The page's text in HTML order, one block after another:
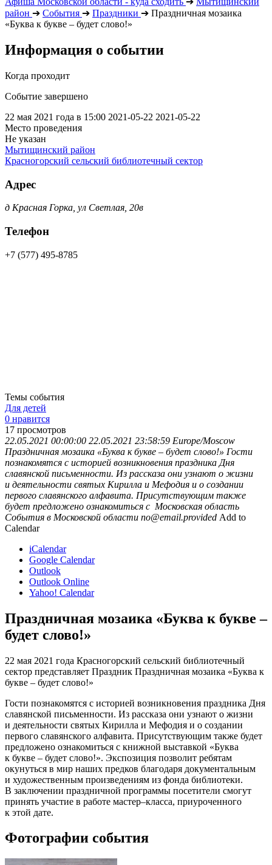
район ➔ События ➔ Праздники ➔ Праздничная мозаика
«Буква к букве – будет слово!»
Информация о событии
Когда проходит
Событие завершено
22 мая 2021 года в 15:00 2021-05-22 2021-05-22
Место проведения
Не указан
Мытищинский район
Красногорский сельский библиотечный сектор
Адрес
д Красная Горка, ул Светлая, 20в
Телефон
+7 (577) 495-8785
Темы события
Для детей
0 нравится
17 просмотров
22.05.2021 00:00:00 22.05.2021 23:58:59 Europe/Moscow
Праздничная мозаика «Буква к букве – будет слово!» Гости
познакомятся с историей возникновения праздника Дня
славянской письменности. Из рассказа они узнают о жизни
и деятельности святых Кирилла и Мефодия и о создании
первого славянского алфавита. Присутствующим также
будет предложено ознакомиться с Московская область
События в Московской области no@email.provided Add to
Calendar
iCalendar
Google Calendar
Outlook
Outlook Online
Yahoo! Calendar
Праздничная мозаика «Буква к букве –
будет слово!»
22 мая 2021 года Красногорский сельский библиотечный
сектор представляет Праздник Праздничная мозаика «Буква к
букве – будет слово!»
Гости познакомятся с историей возникновения праздника Дня
славянской письменности. Из рассказа они узнают о жизни
и деятельности святых Кирилла и Мефодия и о создании
первого славянского алфавита. Присутствующим также будет
предложено ознакомиться с книжной выставкой «Буква
к букве – будет слово!». Экспозиция позволит ребятам
окунуться в мир наших предков благодаря документальным
и художественным произведениям из фонда библиотеки.
В заключении праздничной программы посетители смогут
принять участие в работе мастер–класса, приуроченного
к этой дате.
Фотографии события